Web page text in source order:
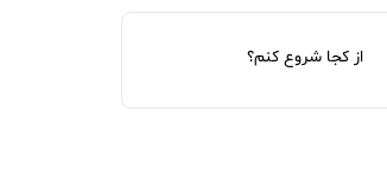
از کجا شروع کنم؟